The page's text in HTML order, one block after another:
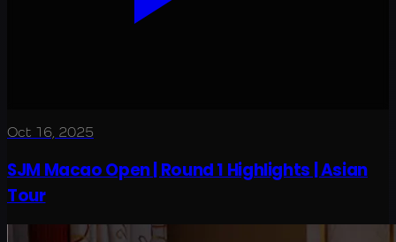
Oct 16, 2025
SJM Macao Open | Round 1 Highlights | Asian
Tour